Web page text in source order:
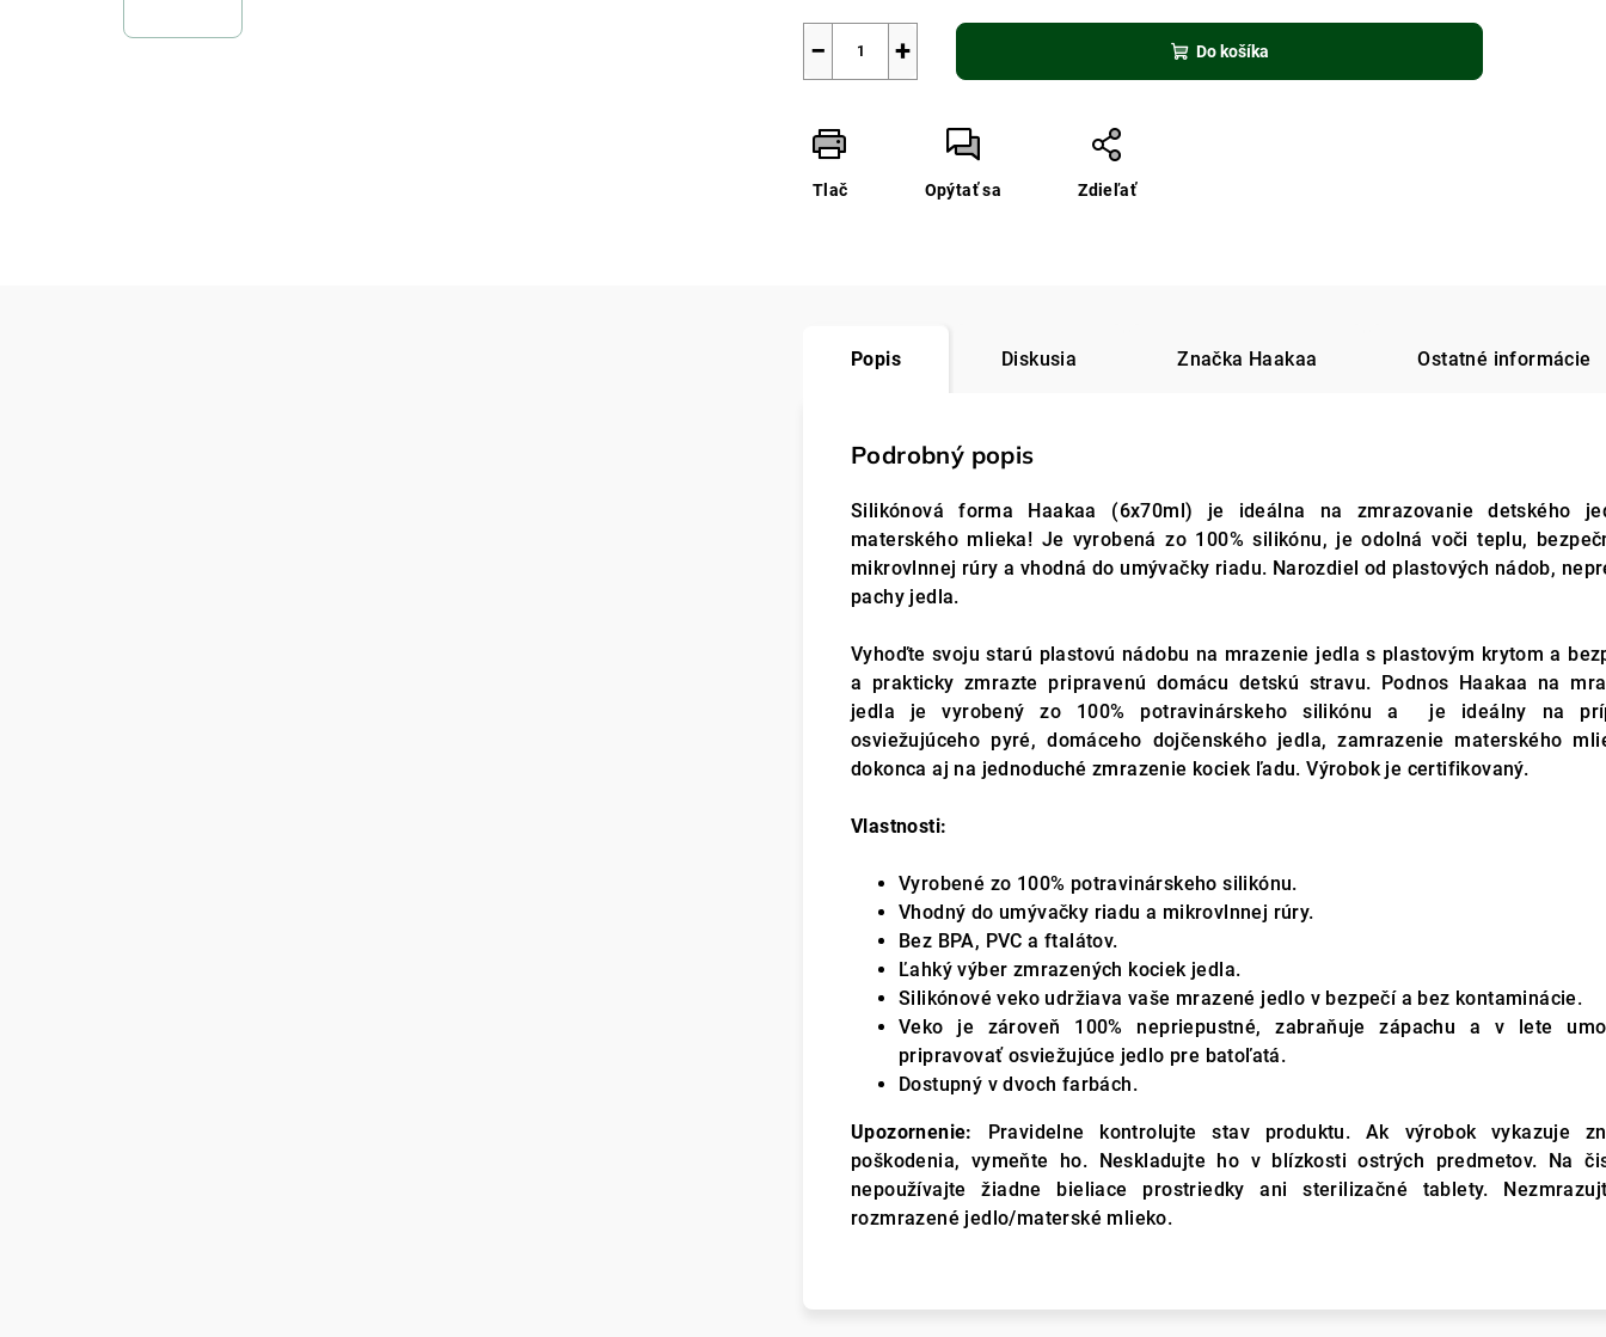
+
− Do košíka
Tlač Opýtať sa Zdieľať
Popis Diskusia Značka Haakaa Ostatné informácie
Podrobný popis
Silikónová forma Haakaa (6x70ml) je ideálna na zmrazovanie detského
materského mlieka! Je vyrobená zo 100% silikónu, je odolná voči teplu,
mikrovlnnej rúry a vhodná do umývačky riadu. Narozdiel od plastových nádob,
pachy jedla.
Vyhoďte svoju starú plastovú nádobu na mrazenie jedla s plastovým krytom a
a prakticky zmrazte pripravenú domácu detskú stravu. Podnos Haakaa na
jedla je vyrobený zo 100% potravinárskeho silikónu a je ideálny na
osviežujúceho pyré, domáceho dojčenského jedla, zamrazenie materského
dokonca aj na jednoduché zmrazenie kociek ľadu. Výrobok je certifikovaný.
Vlastnosti:
Vyrobené zo 100% potravinárskeho silikónu.
Vhodný do umývačky riadu a mikrovlnnej rúry.
Bez BPA, PVC a ftalátov.
Ľahký výber zmrazených kociek jedla.
Silikónové veko udržiava vaše mrazené jedlo v bezpečí a bez kontaminácie.
Veko je zároveň 100% nepriepustné, zabraňuje zápachu a v lete
pripravovať osviežujúce jedlo pre batoľatá.
Dostupný v dvoch farbách.
Upozornenie: Pravidelne kontrolujte stav produktu. Ak výrobok vykazuje
poškodenia, vymeňte ho. Neskladujte ho v blízkosti ostrých predmetov. Na
nepoužívajte žiadne bieliace prostriedky ani sterilizačné tablety.
rozmrazené jedlo/materské mlieko.